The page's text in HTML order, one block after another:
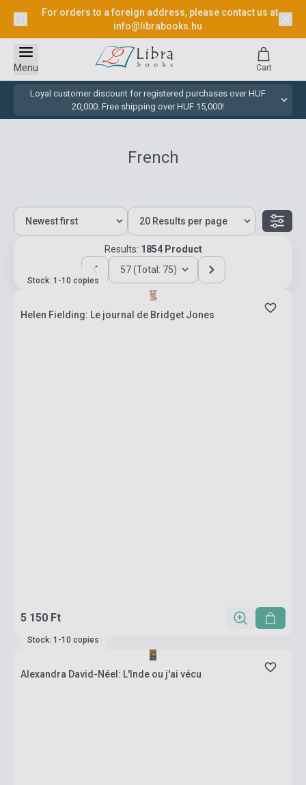
For orders to a foreign address, please contact us at
info@librabooks.hu .
Loyal customer discount for registered purchases over HUF
20,000. Free shipping over HUF 15,000!
Menu Cart
French
Results: 1854 Product
57 (Total: 75)
Stock: 1-10 copies
Helen Fielding: Le journal de Bridget Jones
5 150 Ft
Stock: 1-10 copies
Alexandra David-Néel: L'Inde ou j'ai vécu